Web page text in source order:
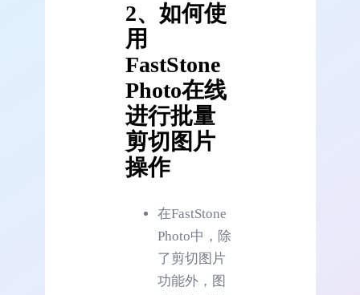
2、如何使
用
FastStone
Photo在线
进行批量
剪切图片
操作
在FastStone
Photo中，除
了剪切图片
功能外，图